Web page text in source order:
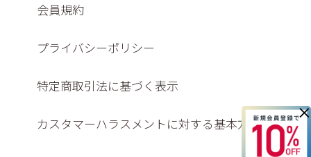
×
会員規約
プライバシーポリシー
特定商取引法に基づく表示
カスタマーハラスメントに対する基本方針